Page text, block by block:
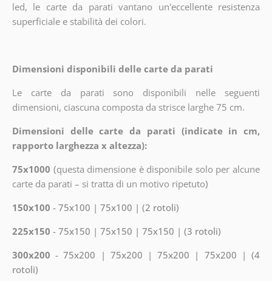
led, le carte da parati vantano un'eccellente resistenza
superficiale e stabilità dei colori.
Dimensioni disponibili delle carte da parati
Le carte da parati sono disponibili nelle seguenti
dimensioni, ciascuna composta da strisce larghe 75 cm.
Dimensioni delle carte da parati (indicate in cm,
rapporto larghezza x altezza):
75x1000 (questa dimensione è disponibile solo per alcune
carte da parati – si tratta di un motivo ripetuto)
150x100 - 75x100 | 75x100 | (2 rotoli)
225x150 - 75x150 | 75x150 | 75x150 | (3 rotoli)
300x200 - 75x200 | 75x200 | 75x200 | 75x200 | (4
rotoli)